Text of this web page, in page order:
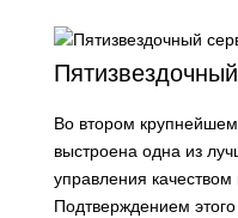
Во втором
выстроена одна из
управления качеством
Подтверждением